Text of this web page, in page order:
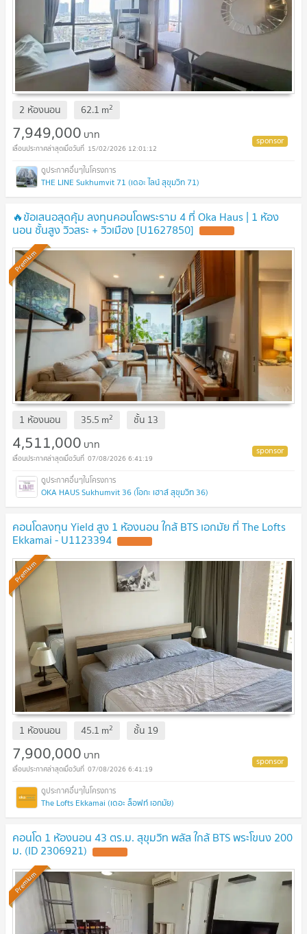
2 ห้องนอน 62.1 m2
7,949,000 บาท
15/02/2026 12:01:12
THE LINE Sukhumvit 71 (เดอะ ไลน์ สุขุมวิท 71)
🔥ข้อเสนอสุดคุ้ม ลงทุนคอนโดพระราม 4 ที่ Oka Haus | 1 ห้อง
นอน ชั้นสูง วิวสระ + วิวเมือง [U1627850]
Premium
1 ห้องนอน 35.5 m2 ชั้น 13
4,511,000 บาท
07/08/2026 6:41:19
OKA HAUS Sukhumvit 36 (โอกะ เฮาส์ สุขุมวิท 36)
คอนโดลงทุน Yield สูง 1 ห้องนอน ใกล้ BTS เอกมัย ที่ The Lofts
Ekkamai - U1123394
Premium
1 ห้องนอน 45.1 m2 ชั้น 19
7,900,000 บาท
07/08/2026 6:41:19
The Lofts Ekkamai (เดอะ ล็อฟท์ เอกมัย)
คอนโด 1 ห้องนอน 43 ตร.ม. สุขุมวิท พลัส ใกล้ BTS พระโขนง 200
ม. (ID 2306921)
Premium